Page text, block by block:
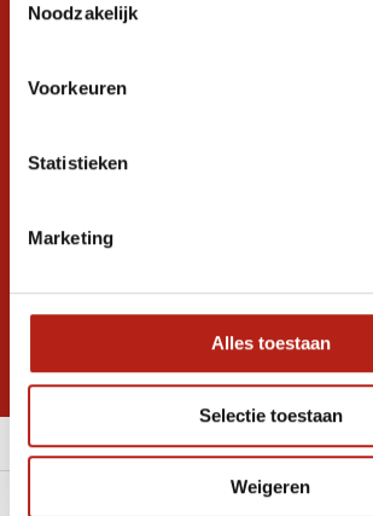
Noodzakelijk
Voorkeuren
Statistieken
Marketing
Alles toestaan
Selectie toestaan
Weigeren
Snel antwoord op je vraag?
graag verder. 24/7
Ontvang de nieuwste
* Lees hier de wettelijke beperkingen
Meer informatie